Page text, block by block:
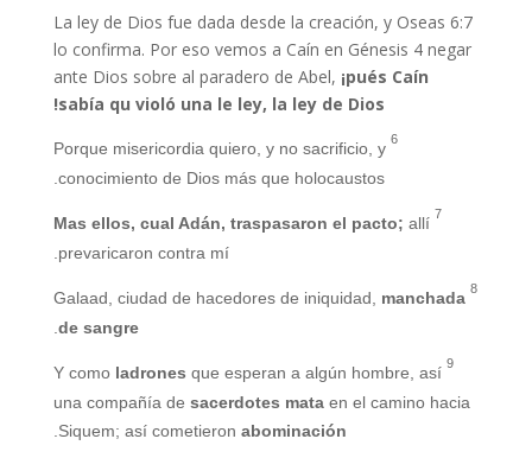
La ley de Dios fue dada desde la creación, y Oseas 6:7
lo confirma. Por eso vemos a Caín en Génesis 4 negar
ante Dios sobre al paradero de Abel, ¡pués Caín
sabía qu violó una le ley, la ley de Dios!
6
Porque misericordia quiero, y no sacrificio, y
conocimiento de Dios más que holocaustos.
7
Mas ellos, cual Adán, traspasaron el pacto; allí
prevaricaron contra mí.
8
Galaad, ciudad de hacedores de iniquidad,
manchada
de sangre
9
Y como
ladrones que esperan a algún hombre, así
una compañía de sacerdotes mataen el camino hacia
Siquem; así cometieron abominación